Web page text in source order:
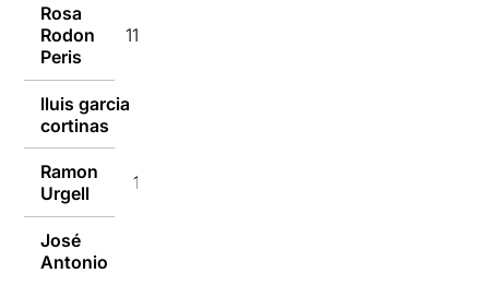
Rosa
Rodon
Peris
11/01/2016
lluis garcia
cortinas
Ramon
Urgell
11/01/2016
José
Antonio